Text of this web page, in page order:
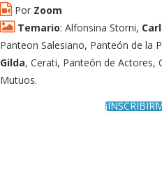
Por Zoom
Temario: Alfonsina Storni,
Panteon Salesiano, Panteón de la
Gilda, Cerati, Panteón de Actores,
Mutuos.